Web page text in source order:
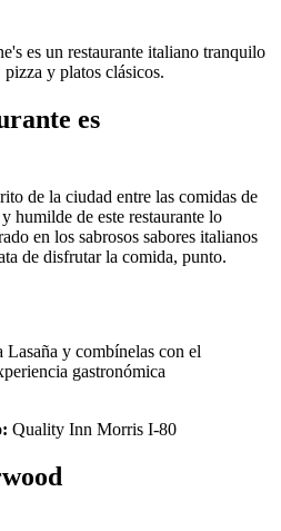
es un restaurante italiano tranquilo
y platos clásicos.
es
de la ciudad entre las comidas de
humilde de este restaurante lo
en los sabrosos sabores italianos
de disfrutar la comida, punto.
y combínelas con el
gastronómica
Quality Inn Morris I-80